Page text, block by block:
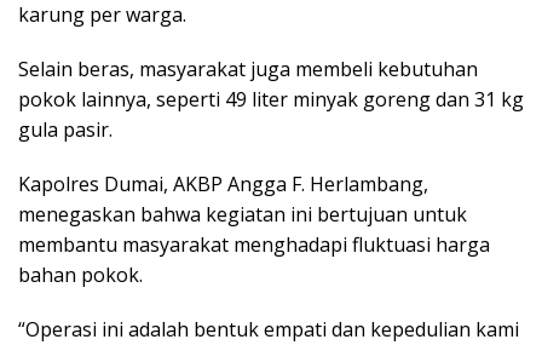
karung per warga.
Selain beras, masyarakat juga membeli kebutuhan
pokok lainnya, seperti 49 liter minyak goreng dan 31 kg
gula pasir.
Kapolres Dumai, AKBP Angga F. Herlambang,
menegaskan bahwa kegiatan ini bertujuan untuk
membantu masyarakat menghadapi fluktuasi harga
bahan pokok.
“Operasi ini adalah bentuk empati dan kepedulian kami